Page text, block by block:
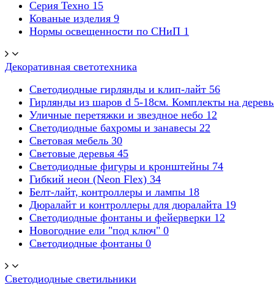
Серия Техно 15
Кованые изделия 9
Нормы освещенности по СНиП 1
Декоративная светотехника
Светодиодные гирлянды и клип-лайт 56
Гирлянды из шаров d 5-18cм. Комплекты на
Уличные перетяжки и звездное небо 12
Светодиодные бахромы и занавесы 22
Световая мебель 30
Световые деревья 45
Светодиодные фигуры и кронштейны 74
Гибкий неон (Neon Flex) 34
Белт-лайт, контроллеры и лампы 18
Дюралайт и контроллеры для дюралайта 19
Светодиодные фонтаны и фейерверки 12
Новогодние ели "под ключ" 0
Светодиодные фонтаны 0
Светодиодные светильники